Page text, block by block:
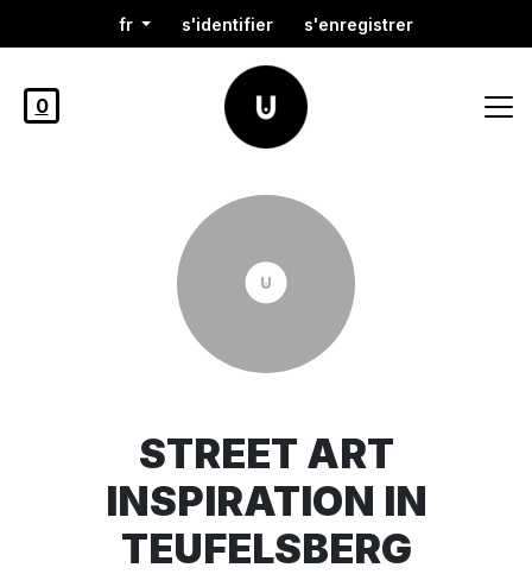
fr s'identifier s'enregistrer
0
STREET ART
INSPIRATION IN
TEUFELSBERG